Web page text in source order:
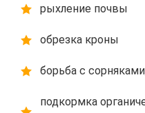
рыхление почвы
обрезка кроны
борьба с
подкормка